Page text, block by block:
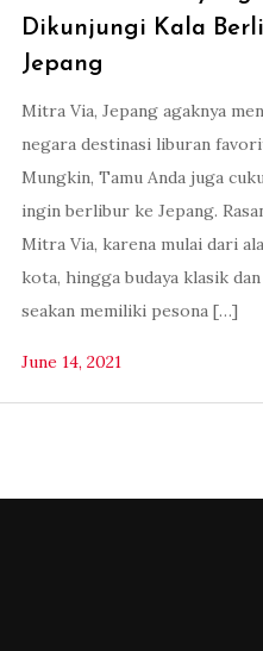
Dikunjungi Kala
Jepang
Mitra Via, Jepang agaknya
negara destinasi liburan
Mungkin, Tamu Anda juga
ingin berlibur ke Jepang.
Mitra Via, karena mulai dari
kota, hingga budaya klasik
seakan memiliki pesona […]
June 14, 2021